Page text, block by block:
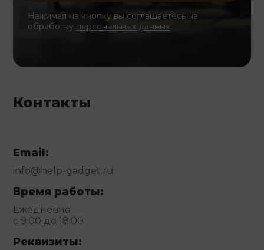
Нажимая на кнопку вы соглашаетесь на
обработку персональных данных
Контакты
Email:
info@help-gadget.ru
Время работы:
Ежедневно
с 9:00 до 18:00
Реквизиты: